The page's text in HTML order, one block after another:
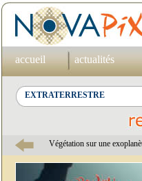
accueil actualités
Végétation sur une